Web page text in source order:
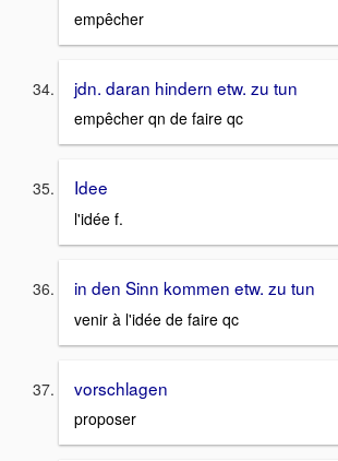
empêcher
jdn. daran hindern etw. zu tun
empêcher qn de faire qc
Idee
l'idée f.
in den Sinn kommen etw. zu tun
venir à l'idée de faire qc
vorschlagen
proposer